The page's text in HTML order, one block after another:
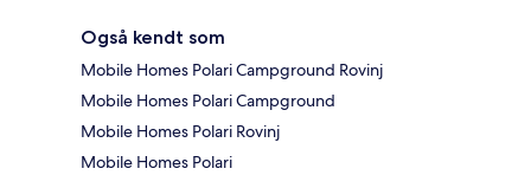
Også kendt som
Mobile Homes Polari Campground Rovinj
Mobile Homes Polari Campground
Mobile Homes Polari Rovinj
Mobile Homes Polari